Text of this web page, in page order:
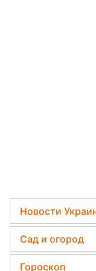
Новости
Пенсии в
Мобилизация
Сад и огород
Садовод
Гороскоп